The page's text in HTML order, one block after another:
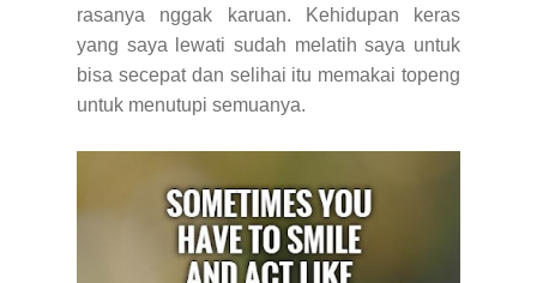
rasanya nggak karuan. Kehidupan keras
yang saya lewati sudah melatih saya untuk
bisa secepat dan selihai itu memakai topeng
untuk menutupi semuanya.